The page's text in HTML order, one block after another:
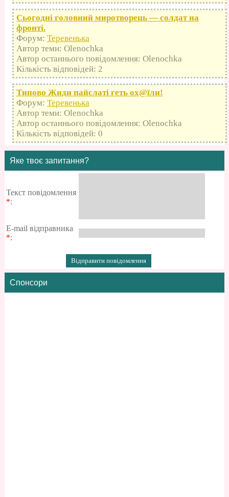
Сьогодні головний миротворець — солдат на
фронті.
Форум: Теревенька
Автор теми: Olenochka
Автор останнього повідомлення: Olenochka
Кількість відповідей: 2
Типово Жиди пайслаті геть оx@їли!
Форум: Теревенька
Автор теми: Olenochka
Автор останнього повідомлення: Olenochka
Кількість відповідей: 0
Яке твоє запитання?
Текст повідомлення
*:
E-mail відправника
*:
Спонсори